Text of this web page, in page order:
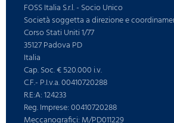
FOSS Italia S.r.l. - Socio Unico
Società soggetta a direzione e
Corso Stati Uniti 1/77
35127 Padova PD
Italia
Cap. Soc. € 520.000 i.v.
C.F.- P.I.v.a. 00410720288
R.E:A: 124233
Reg. Imprese: 00410720288
Meccanografici: M/PD011229